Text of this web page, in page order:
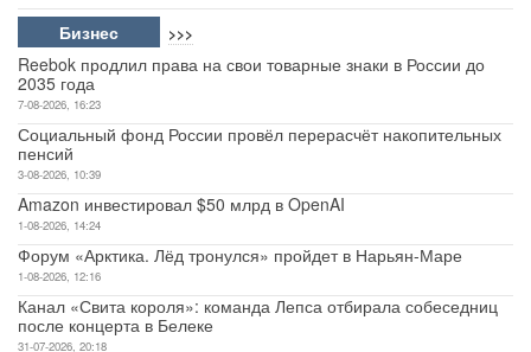
Бизнес >>>
Reebok продлил права на свои товарные знаки в России до
2035 года
7-08-2026, 16:23
Социальный фонд России провёл перерасчёт накопительных
пенсий
3-08-2026, 10:39
Amazon инвестировал $50 млрд в OpenAI
1-08-2026, 14:24
Форум «Арктика. Лёд тронулся» пройдет в Нарьян-Маре
1-08-2026, 12:16
Канал «Свита короля»: команда Лепса отбирала собеседниц
после концерта в Белеке
31-07-2026, 20:18